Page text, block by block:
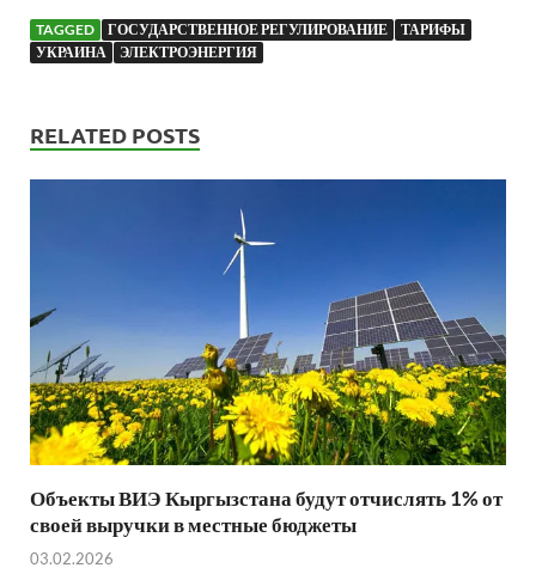
TAGGED ГОСУДАРСТВЕННОЕ РЕГУЛИРОВАНИЕ
ТАРИФЫ
УКРАИНА
ЭЛЕКТРОЭНЕРГИЯ
RELATED POSTS
Объекты ВИЭ Кыргызстана будут отчислять 1% от
своей выручки в местные бюджеты
03.02.2026